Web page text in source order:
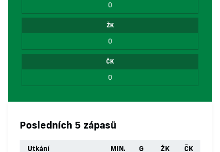
0
ŽK
0
ČK
0
Posledních 5 zápasů
Utkání MIN. G ŽK ČK